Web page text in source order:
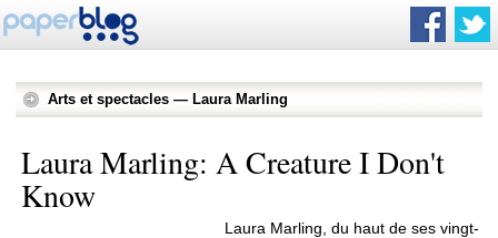
Arts et spectacles — Laura Marling
Laura Marling: A Creature I Don't
Know
Laura Marling, du haut de ses vingt-